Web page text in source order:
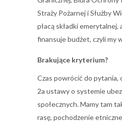
Straży Pożarnej i Służby
płacą składki
finansuje budżet, czyli my
Brakujące kryterium?
Czas powrócić do pytania,
2a ustawy o systemie
społecznych. Mamy tam
rasę, pochodzenie